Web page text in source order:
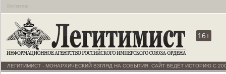
Бесплатно
16+
ЛЕГИТИМИСТ - МОНАРХИЧЕСКИЙ ВЗГЛЯД НА СОБЫТИЯ. САЙТ ВЕДЁТ ИСТОРИЮ С